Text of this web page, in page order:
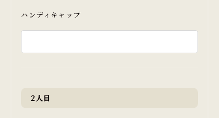
ハンディキャップ
2人目